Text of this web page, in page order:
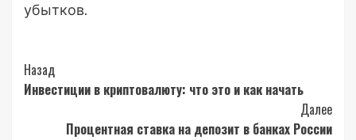
убытков.
Post
Navigation
Назад
Инвестиции в криптовалюту: что это и как начать
Далее
Процентная ставка на депозит в банках России